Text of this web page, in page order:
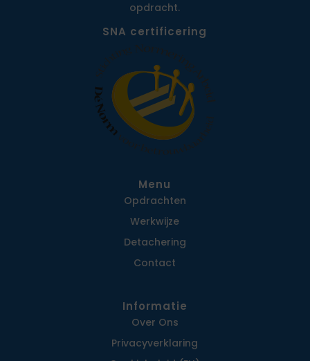
opdracht.
SNA certificering
Menu
Opdrachten
Werkwijze
Detachering
Contact
Informatie
Over Ons
Privacy­verklaring